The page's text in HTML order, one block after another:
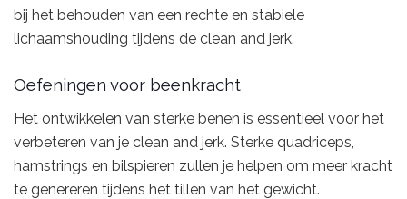
bij het behouden van een rechte en stabiele
lichaamshouding tijdens de clean and jerk.
Oefeningen voor beenkracht
Het ontwikkelen van sterke benen is essentieel voor het
verbeteren van je clean and jerk. Sterke quadriceps,
hamstrings en bilspieren zullen je helpen om meer kracht
te genereren tijdens het tillen van het gewicht.